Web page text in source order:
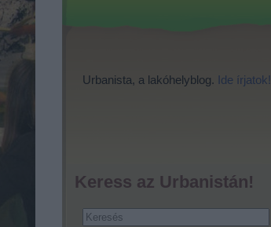
Urbanista, a lakóhelyblog. Ide írjatok!
Keress az Urbanistán!